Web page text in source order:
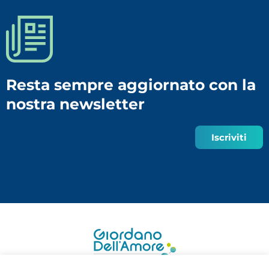
Resta sempre aggiornato con la
nostra newsletter
Iscriviti